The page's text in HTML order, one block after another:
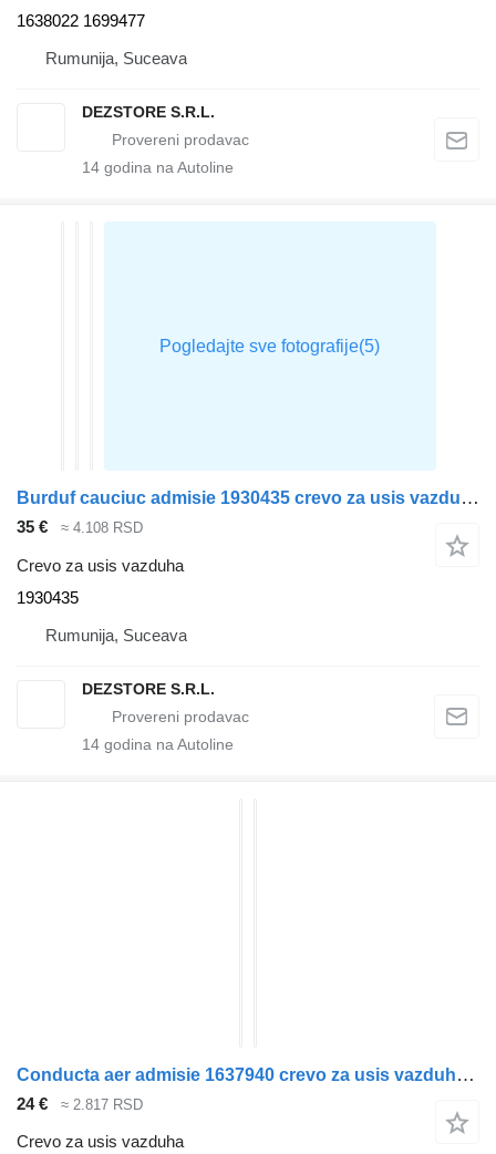
1638022 1699477
Rumunija, Suceava
DEZSTORE S.R.L.
14 godina na Autoline
Burduf cauciuc admisie 1930435 crevo za usis vazduha za DAF XF tegljača
35 € ≈ 4.108 RSD
Crevo za usis vazduha
1930435
Rumunija, Suceava
DEZSTORE S.R.L.
14 godina na Autoline
Conducta aer admisie 1637940 crevo za usis vazduha za DAF XF105 tegljača
24 € ≈ 2.817 RSD
Crevo za usis vazduha